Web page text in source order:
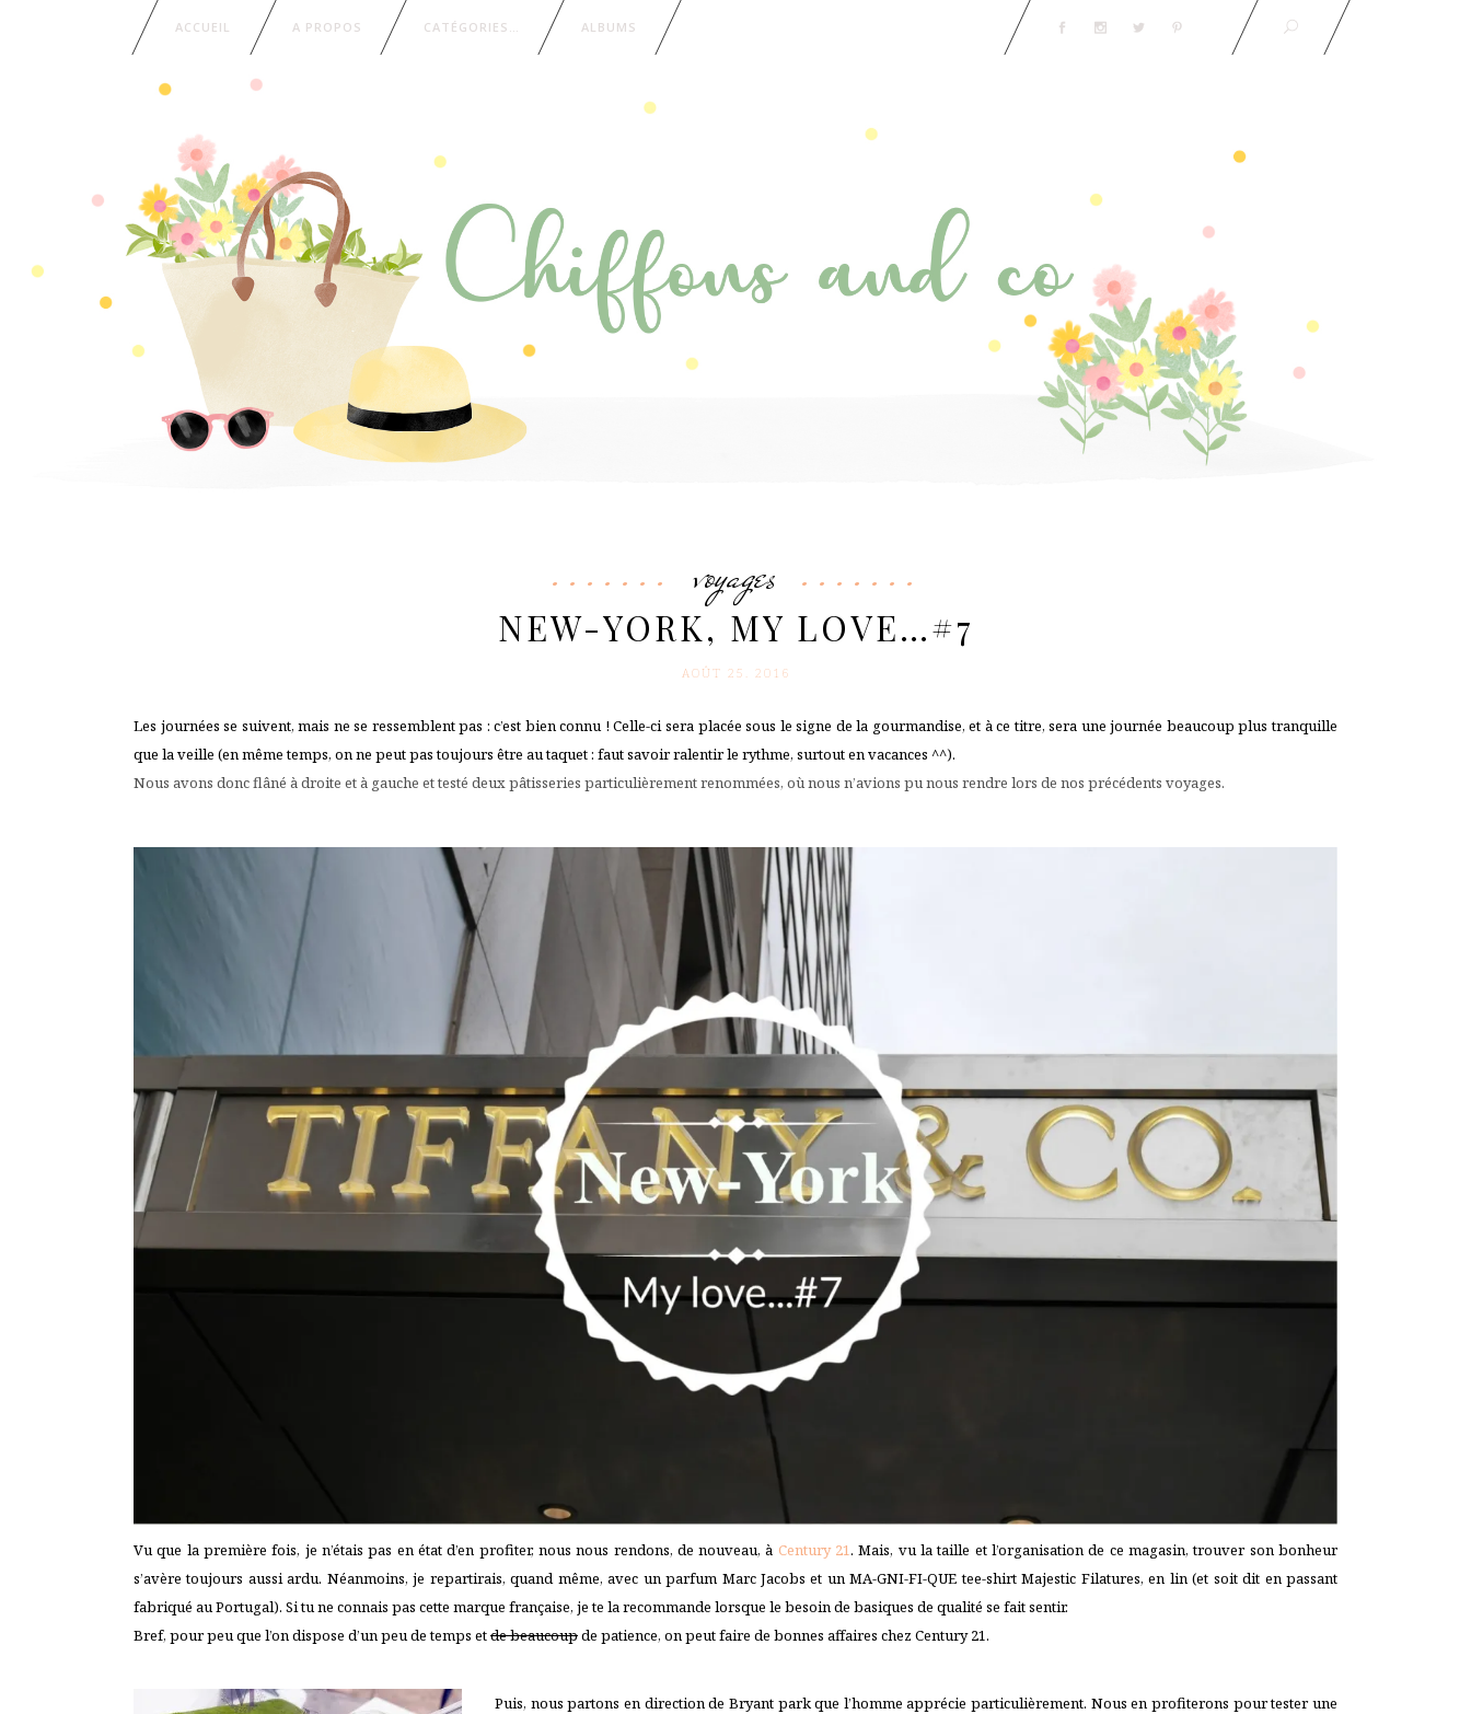
ACCUEIL A PROPOS CATÉGORIES… ALBUMS
voyages
NEW-YORK, MY LOVE…#7
AOÛT 25. 2016
Les journées se suivent, mais ne se ressemblent pas : c’est bien connu ! Celle-ci sera placée sous le signe de la gourmandise, et à ce titre, sera une journée beaucoup plus tranquille
que la veille (en même temps, on ne peut pas toujours être au taquet : faut savoir ralentir le rythme, surtout en vacances ^^).
Nous avons donc flâné à droite et à gauche et testé deux pâtisseries particulièrement renommées, où nous n’avions pu nous rendre lors de nos précédents voyages.
Vu que la première fois, je n’étais pas en état d’en profiter, nous nous rendons, de nouveau, à Century 21. Mais, vu la taille et l’organisation de ce magasin, trouver son bonheur
s’avère toujours aussi ardu. Néanmoins, je repartirais, quand même, avec un parfum Marc Jacobs et un MA-GNI-FI-QUE tee-shirt Majestic Filatures, en lin (et soit dit en passant
fabriqué au Portugal). Si tu ne connais pas cette marque française, je te la recommande lorsque le besoin de basiques de qualité se fait sentir.
Bref, pour peu que l’on dispose d’un peu de temps etde beaucoupde patience, on peut faire de bonnes affaires chez Century 21.
Puis, nous partons en direction de Bryant park que l’homme apprécie particulièrement. Nous en profiterons pour tester une